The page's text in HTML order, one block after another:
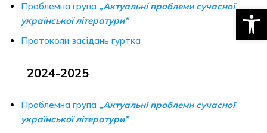
Проблемна група „Актуальні проблеми сучасної
української літератури”
Протоколи засідань гуртка
2024-2025
Проблемна група „Актуальні проблеми сучасної
української літератури”